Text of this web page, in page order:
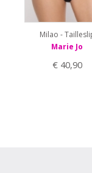
Milao -
Marie Jo
€ 40,90